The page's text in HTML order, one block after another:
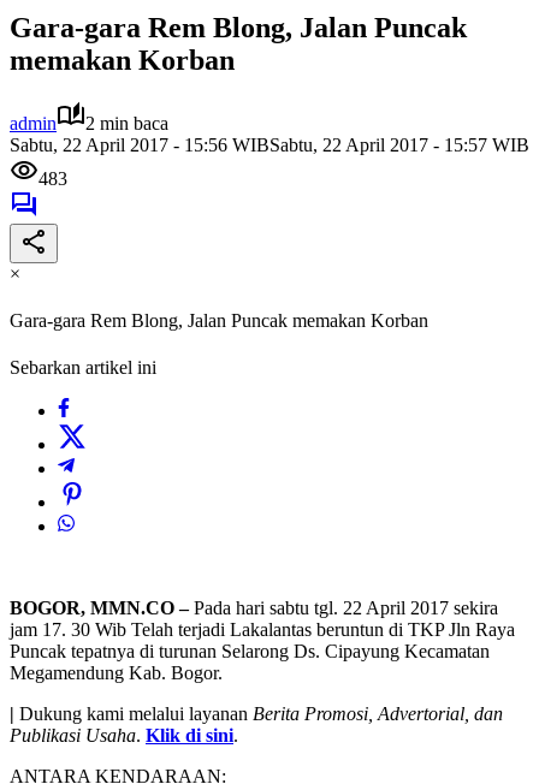
Gara-gara Rem Blong, Jalan Puncak
memakan Korban
admin
2 min baca
Sabtu, 22 April 2017 - 15:56 WIBSabtu, 22 April 2017 - 15:57 WIB
483
×
Gara-gara Rem Blong, Jalan Puncak memakan Korban
Sebarkan artikel ini
BOGOR, MMN.CO –Pada hari sabtu tgl. 22 April 2017 sekira
jam 17. 30 Wib Telah terjadi Lakalantas beruntun di TKP Jln Raya
Puncak tepatnya di turunan Selarong Ds. Cipayung Kecamatan
Megamendung Kab. Bogor.
| Dukung kami melalui layanan Berita Promosi, Advertorial, dan
Publikasi Usaha. Klik di sini.
​ANTARA KENDARAAN​: